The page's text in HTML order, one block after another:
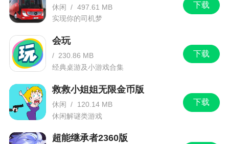
下载
休闲 / 497.61 MB
实现你的司机梦
下载
会玩
/ 230.86 MB
经典桌游及小游戏合集
下载
救救小姐姐无限金币版
休闲 /
120.14 MB
休闲解谜类游戏
超能继承者2360版